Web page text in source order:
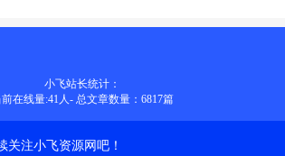
小飞站长统计：
前在线量:41 人 - 总文章数量：6817篇
注小飞资源网吧！